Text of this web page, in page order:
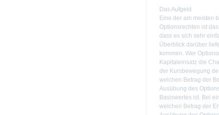
Das Aufgeld
Eine der am meisten
Optionsrechten ist
dass es sich sehr
Überblick darüber
kommen. Wer
Kapitaleinsatz die
der Kursbewegung
welchen Betrag der
Ausübung des
Basiswertes ist. Bei
welchen Betrag der